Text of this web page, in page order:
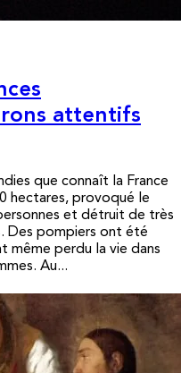
attentifs
que connaît la France
hectares, provoqué le
et détruit de très
Des pompiers ont été
même perdu la vie dans
Au...